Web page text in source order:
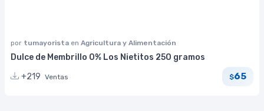
por tumayorista en Agricultura y Alimentación
Dulce de Membrillo 0% Los Nietitos 250 gramos
+219 Ventas $65